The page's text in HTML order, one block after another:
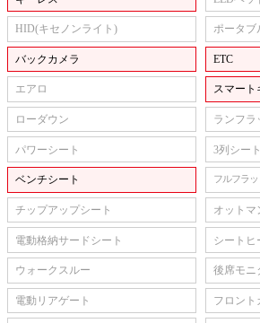
HID(キセノンライト) ポータブ
バックカメラ ETC
エアロ スマート
ローダウン ランフラ
パワーシート 3列シート
ベンチシート フルフラッ
チップアップシート オットマ
電動格納サードシート シートヒ
ウォークスルー 後席モニ
電動リアゲート フロント